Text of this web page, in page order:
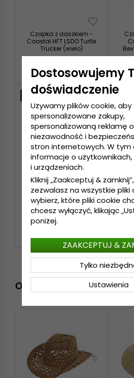
Czapka z daszkiem -
Coastal HFT LSDO Turtle
Trucker (wielo)
Nowość
Czapka z daszkiem -
Coastal HFT Fukushima
Trucker (wielo)
OSTATNIO OGLĄDANE
Dostosowujemy
doświadczenie
Używamy plików cookie,
spersonalizowane zakupy,
spersonalizowaną reklamę
niezawodność i
stron internetowych. W tym
informacje o
i urządzeniach.
Kliknij „Zaakceptuj &
zezwalasz na wszystkie pliki
wybierz, które pliki cookie
chcesz wyłączyć, klikając
poniżej.
Ustawienia
Tylko
ZAAKCEPTUJ &